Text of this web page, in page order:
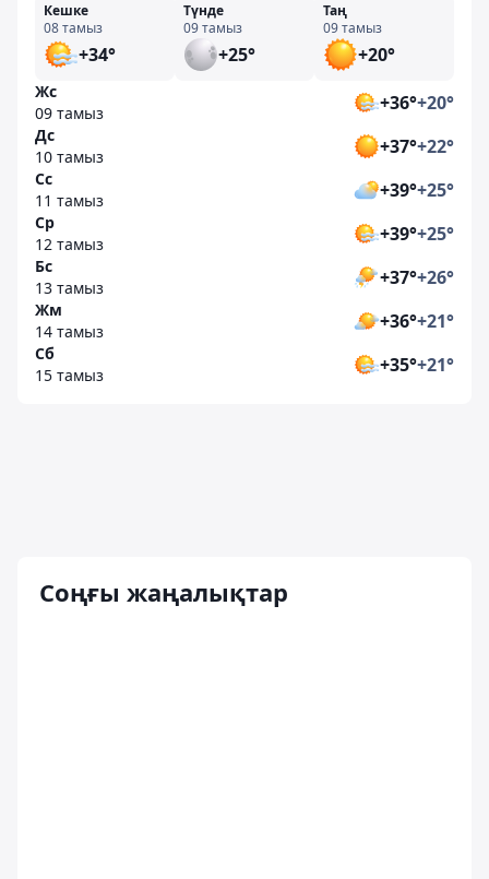
Кешке
08 тамыз
+34°
Түнде
09 тамыз
+25°
Таң
09 тамыз
+20°
Жс
09 тамыз
+36°+20°
Дс
10 тамыз
+37°+22°
Сс
11 тамыз
+39°+25°
Ср
12 тамыз
+39°+25°
Бс
13 тамыз
+37°+26°
Жм
14 тамыз
+36°+21°
Сб
15 тамыз
+35°+21°
Соңғы жаңалықтар